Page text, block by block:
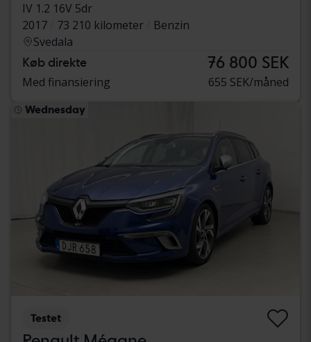
IV 1.2 16V 5dr
2017
73 210 kilometer
Benzin
Svedala
Køb direkte 76 800 SEK
Med finansiering 655 SEK/måned
Wednesday
Testet